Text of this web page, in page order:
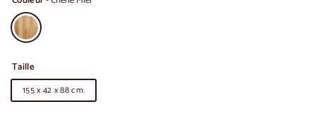
Taille
155 x 42 x 88 cm.